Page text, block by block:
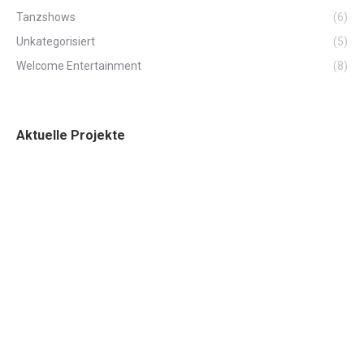
Tanzshows
(6)
Unkategorisiert
(5)
Welcome Entertainment
(8)
Aktuelle Projekte